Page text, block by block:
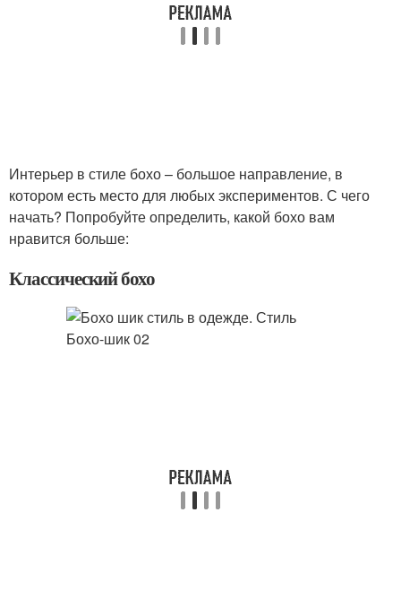
Интерьер в стиле бохо – большое направление, в
котором есть место для любых экспериментов. С чего
начать? Попробуйте определить, какой бохо вам
нравится больше:
Классический бохо